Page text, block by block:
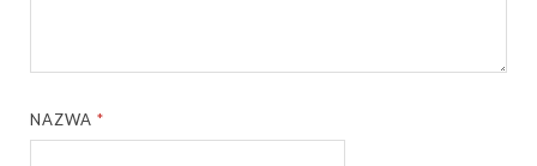
NAZWA*